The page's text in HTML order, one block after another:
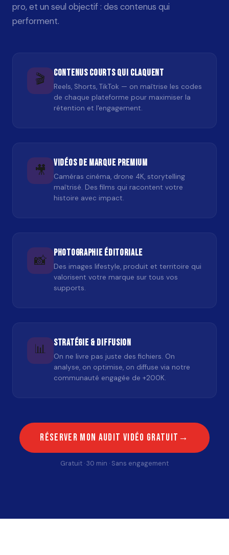
pro, et un seul objectif : des contenus qui
performent.
🎬 Contenus courts qui claquent
Reels, Shorts, TikTok — on maîtrise les codes
de chaque plateforme pour maximiser la
rétention et l'engagement.
🎥 Vidéos de marque premium
Caméras cinéma, drone 4K, storytelling
maîtrisé. Des films qui racontent votre
histoire avec impact.
📸 Photographie éditoriale
Des images lifestyle, produit et territoire qui
valorisent votre marque sur tous vos
supports.
📊 Stratégie & diffusion
On ne livre pas juste des fichiers. On
analyse, on optimise, on diffuse via notre
communauté engagée de +200K.
Réserver mon audit vidéo gratuit
Gratuit · 30 min · Sans engagement